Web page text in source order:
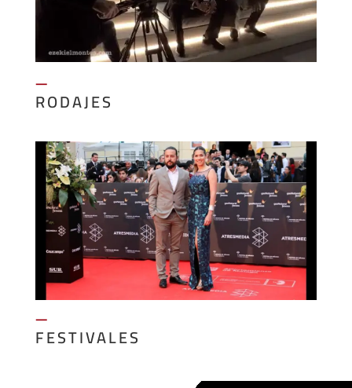
—
RODAJES
—
FESTIVALES